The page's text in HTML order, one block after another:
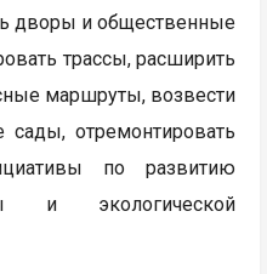
дворы и общественные
трассы, расширить
маршруты, возвести
отремонтировать
по развитию
и экологической